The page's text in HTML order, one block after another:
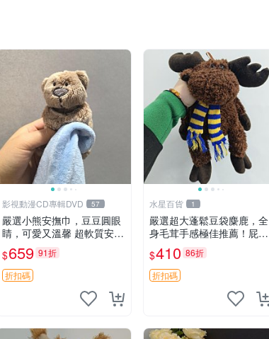
影視動漫CD專輯DVD 57
嚴選小熊安撫巾，豆豆圓眼
睛，可愛又溫馨 超軟質安撫
巾，豆豆設計，哄睡好幫手
約克豆豆眼安撫巾 數碼豆豆
眼
$659 91折
折扣碼
水星百貨 1
嚴選超大蓬鬆豆袋麋鹿，全
身毛茸手感極佳推薦！屁股
與四肢填充均勻，適合收藏
與孩童共賞。 麋鹿 豆袋 毛
茸玩具
$410 86折
折扣碼